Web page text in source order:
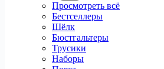
Просмотреть всё
Бестселлеры
Шёлк
Бюстгальтеры
Трусики
Наборы